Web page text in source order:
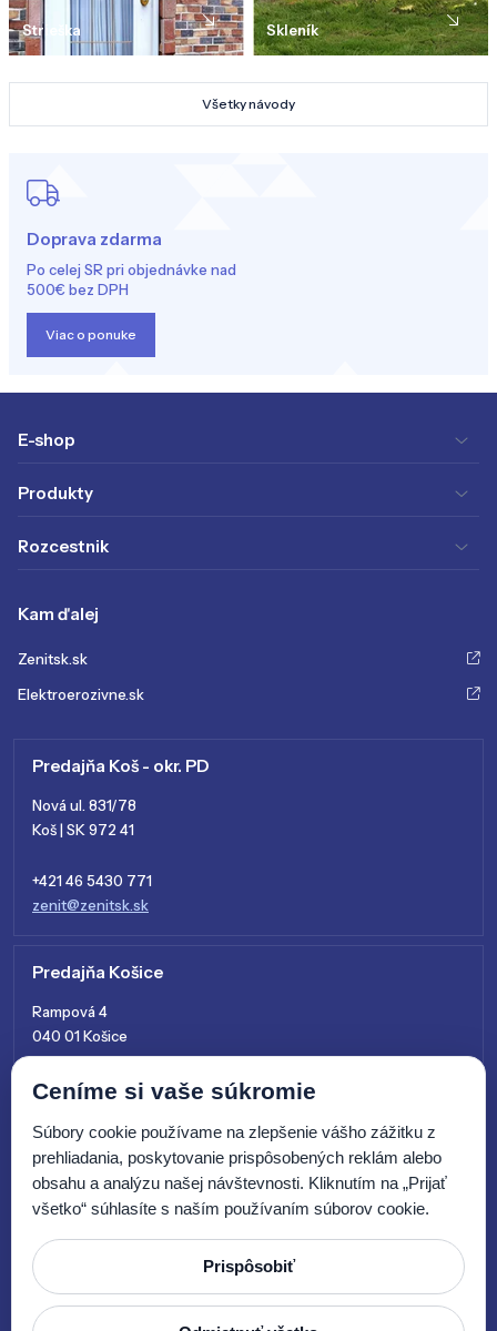
Doprava zdarma
Po celej SR pri objednávke nad
500€ bez DPH
Viac o ponuke
Strieška Skleník
Všetky návody
E-shop
Produkty
Rozcestnik
Kam ďalej
Zenitsk.sk
Elektroerozivne.sk
Predajňa Koš - okr. PD
Nová ul. 831/78
Koš | SK 972 41
+421 46 5430 771
zenit@zenitsk.sk
Predajňa Košice
Rampová 4
040 01 Košice
+421 915 761 028
Ceníme si vaše súkromie
Súbory cookie používame na zlepšenie vášho zážitku z
prehliadania, poskytovanie prispôsobených reklám alebo
obsahu a analýzu našej návštevnosti. Kliknutím na „Prijať
všetko“ súhlasíte s naším používaním súborov cookie.
Prispôsobiť